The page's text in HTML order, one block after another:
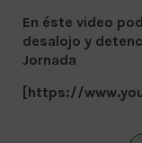
En éste video
desalojo y
Jornada
[https://